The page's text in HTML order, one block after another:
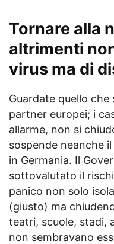
Tornare alla
altrimenti
virus ma di
Guardate quello
partner europei; i
allarme, non si
sospende neanche
in Germania. Il
sottovalutato il
panico non solo
(giusto) ma
teatri, scuole, stadi,
non sembravano